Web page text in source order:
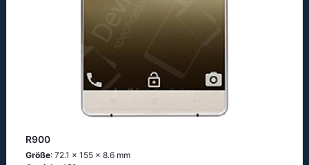
R900
Größe: 72.1 x 155 x 8.6 mm